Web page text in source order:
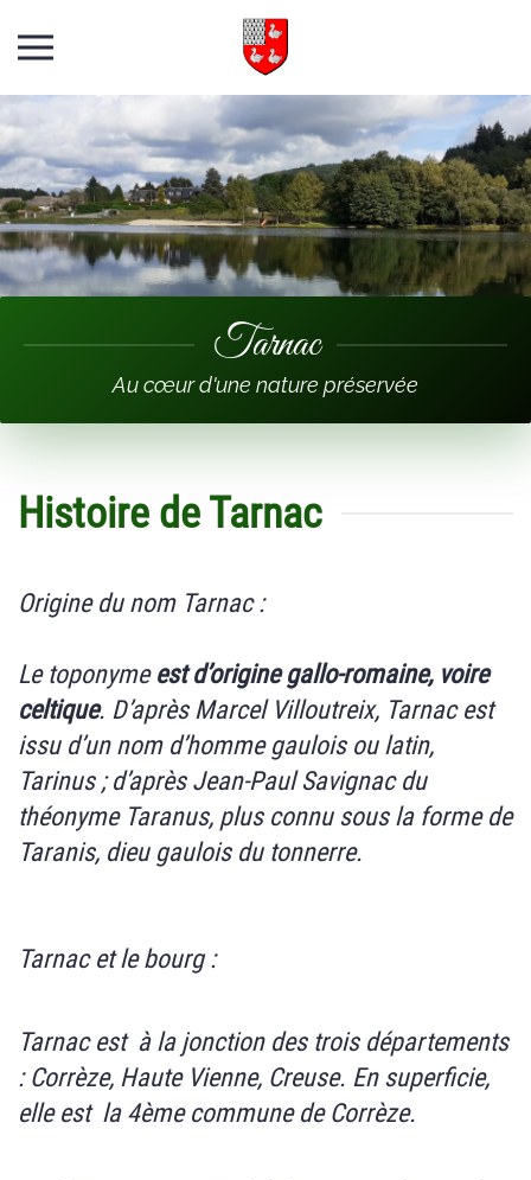
Skip to main content
Tarnac
Au cœur d'une nature préservée
Histoire de Tarnac
Origine du nom Tarnac :
Le toponyme est d’origine gallo-romaine, voire
celtique. D’après Marcel Villoutreix, Tarnac est
issu d’un nom d’homme gaulois ou latin,
Tarinus ; d’après Jean-Paul Savignac du
théonyme Taranus, plus connu sous la forme de
Taranis, dieu gaulois du tonnerre.
Tarnac et le bourg :
Tarnac est à la jonction des trois départements
: Corrèze, Haute Vienne, Creuse. En superficie,
elle est la 4ème commune de Corrèze.